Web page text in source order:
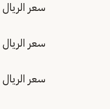
سعر الريال
سعر الريال
سعر الريال